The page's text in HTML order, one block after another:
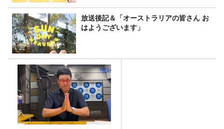
放送後記＆「オーストラリアの皆さん お
はようございます」